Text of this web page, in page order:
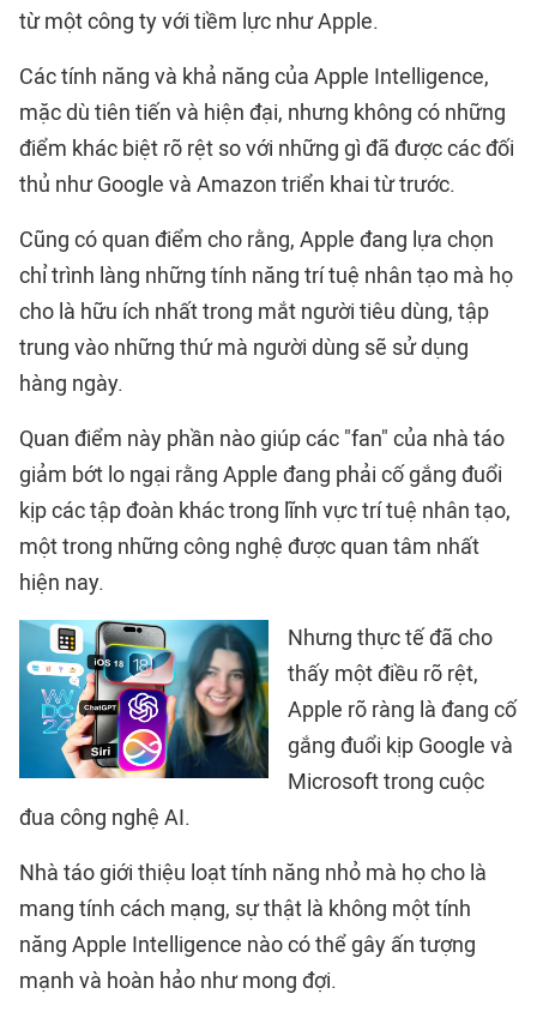
từ một công ty với tiềm lực như Apple.
Các tính năng và khả năng của Apple Intelligence,
mặc dù tiên tiến và hiện đại, nhưng không có những
điểm khác biệt rõ rệt so với những gì đã được các đối
thủ như Google và Amazon triển khai từ trước.
Cũng có quan điểm cho rằng, Apple đang lựa chọn
chỉ trình làng những tính năng trí tuệ nhân tạo mà họ
cho là hữu ích nhất trong mắt người tiêu dùng, tập
trung vào những thứ mà người dùng sẽ sử dụng
hàng ngày.
Quan điểm này phần nào giúp các "fan" của nhà táo
giảm bớt lo ngại rằng Apple đang phải cố gắng đuổi
kịp các tập đoàn khác trong lĩnh vực trí tuệ nhân tạo,
một trong những công nghệ được quan tâm nhất
hiện nay.
Nhưng thực tế đã cho
thấy một điều rõ rệt,
Apple rõ ràng là đang cố
gắng đuổi kịp Google và
Microsoft trong cuộc
đua công nghệ AI.
Nhà táo giới thiệu loạt tính năng nhỏ mà họ cho là
mang tính cách mạng, sự thật là không một tính
năng Apple Intelligence nào có thể gây ấn tượng
mạnh và hoàn hảo như mong đợi.